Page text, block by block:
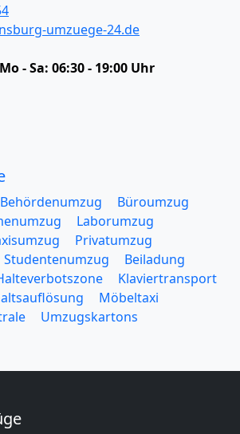
umzuege-24.de
Mo - Sa: 06:30 - 19:00 Uhr
Behördenumzug
Büroumzug
Laborumzug
Privatumzug
Studentenumzug
Beiladung
Klaviertransport
Möbeltaxi
Umzugskartons